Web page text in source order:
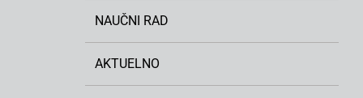
NAUČNI RAD
AKTUELNO